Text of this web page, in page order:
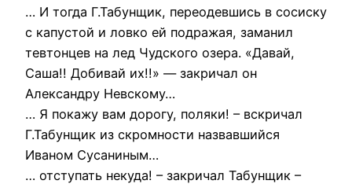
… И тогда Г.Табунщик, переодевшись в сосиску
с капустой и ловко ей подражая, заманил
тевтонцев на лед Чудского озера. «Давай,
Саша!! Добивай их!!» — закричал он
Александру Невскому…
… Я покажу вам дорогу, поляки! – вскричал
Г.Табунщик из скромности назвавшийся
Иваном Сусаниным…
… отступать некуда! – закричал Табунщик –